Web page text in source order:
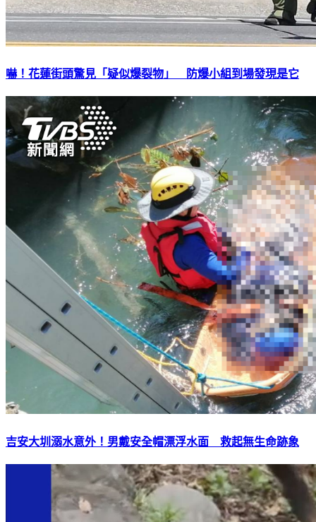
嚇！花蓮街頭驚見「疑似爆裂物」 防爆小組到場發現是它
吉安大圳溺水意外！男戴安全帽漂浮水面 救起無生命跡象